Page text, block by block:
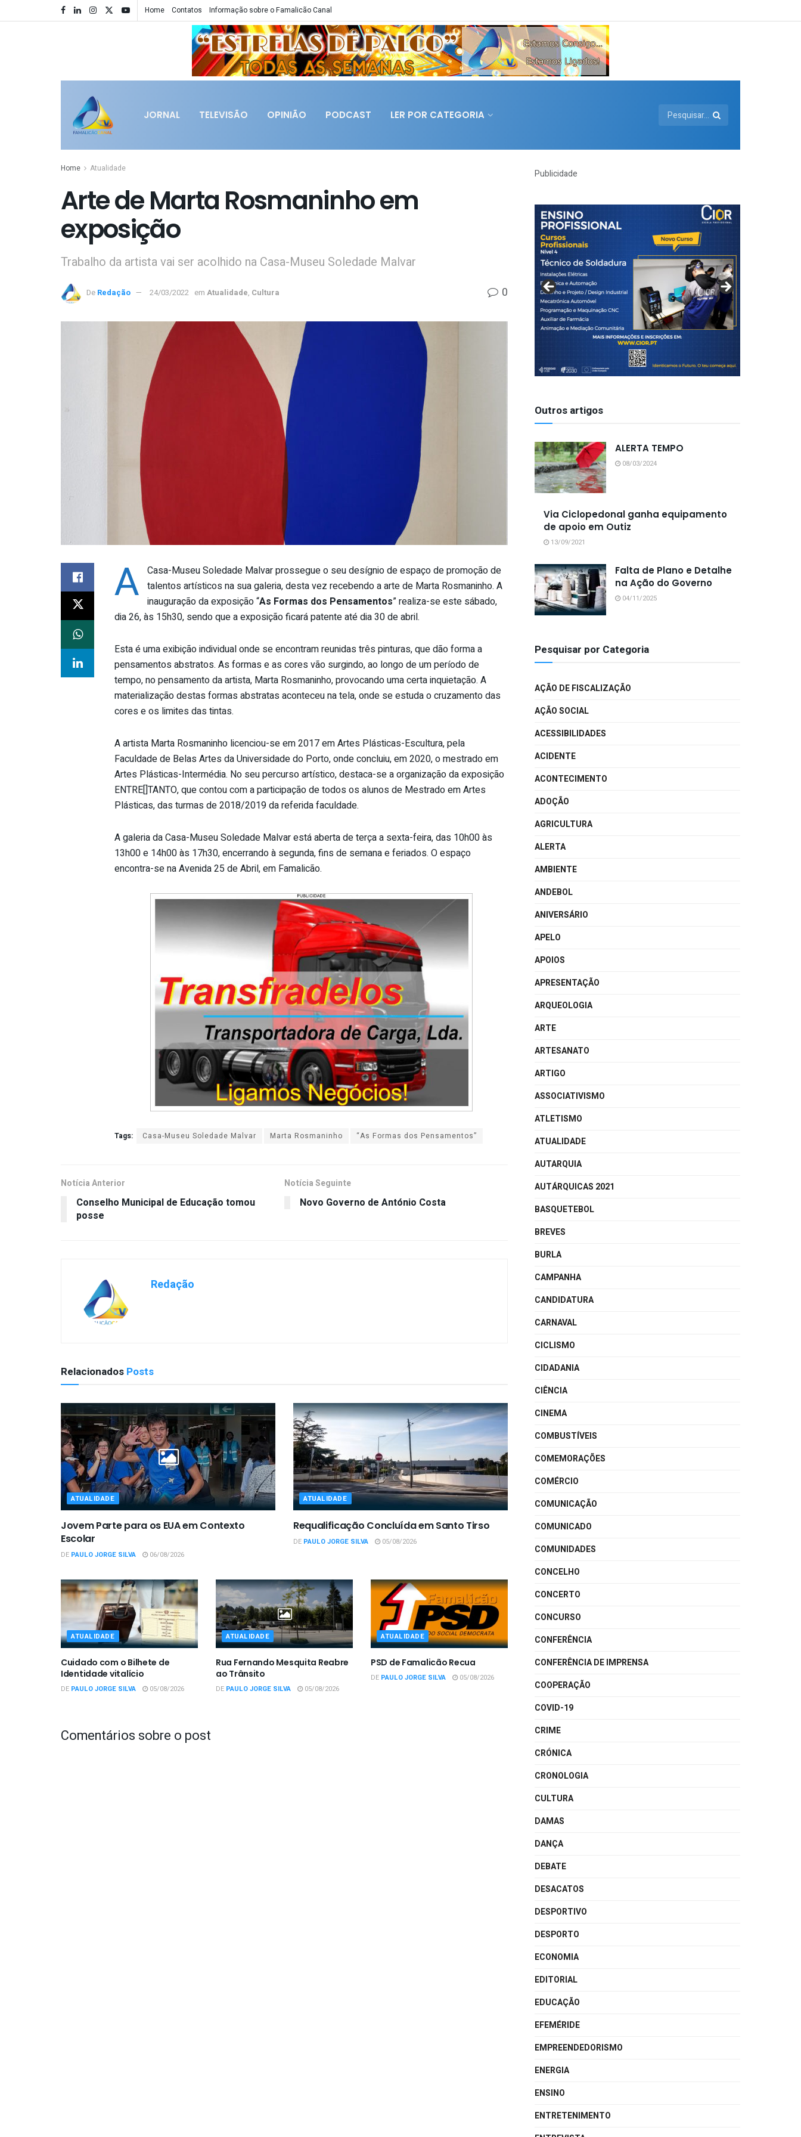
Home Contatos Informação sobre o Famalicão Canal
JORNAL TELEVISÃO OPINIÃO PODCAST LER POR CATEGORIA
Home Atualidade
Arte de Marta Rosmaninho em
exposição
Trabalho da artista vai ser acolhido na Casa-Museu Soledade Malvar
De Redação 24/03/2022 em Atualidade, Cultura 0
A Casa-Museu Soledade Malvar prossegue o seu desígnio de espaço de promoção de
talentos artísticos na sua galeria, desta vez recebendo a arte de Marta Rosmaninho. A
inauguração da exposição “As Formas dos Pensamentos” realiza-se este sábado,
dia 26, às 15h30, sendo que a exposição ficará patente até dia 30 de abril.
Esta é uma exibição individual onde se encontram reunidas três pinturas, que dão forma a
pensamentos abstratos. As formas e as cores vão surgindo, ao longo de um período de
tempo, no pensamento da artista, Marta Rosmaninho, provocando uma certa inquietação. A
materialização destas formas abstratas aconteceu na tela, onde se estuda o cruzamento das
cores e os limites das tintas.
A artista Marta Rosmaninho licenciou-se em 2017 em Artes Plásticas-Escultura, pela
Faculdade de Belas Artes da Universidade do Porto, onde concluiu, em 2020, o mestrado em
Artes Plásticas-Intermédia. No seu percurso artístico, destaca-se a organização da exposição
ENTRE[]TANTO, que contou com a participação de todos os alunos de Mestrado em Artes
Plásticas, das turmas de 2018/2019 da referida faculdade.
A galeria da Casa-Museu Soledade Malvar está aberta de terça a sexta-feira, das 10h00 às
13h00 e 14h00 às 17h30, encerrando à segunda, fins de semana e feriados. O espaço
encontra-se na Avenida 25 de Abril, em Famalicão.
Tags: Casa-Museu Soledade Malvar Marta Rosmaninho “As Formas dos Pensamentos”
Notícia Anterior
Conselho Municipal de Educação tomou
posse
Notícia Seguinte
Novo Governo de António Costa
Redação
Relacionados Posts
ATUALIDADE
Jovem Parte para os EUA em Contexto
Escolar
DE PAULO JORGE SILVA 06/08/2026
ATUALIDADE
Requalificação Concluída em Santo Tirso
DE PAULO JORGE SILVA 05/08/2026
ATUALIDADE
Cuidado com o Bilhete de
Identidade vitalício
DE PAULO JORGE SILVA 05/08/2026
ATUALIDADE
Rua Fernando Mesquita Reabre
ao Trânsito
DE PAULO JORGE SILVA 05/08/2026
ATUALIDADE
PSD de Famalicão Recua
DE PAULO JORGE SILVA 05/08/2026
Comentários sobre o post
Publicidade
Outros artigos
ALERTA TEMPO
08/03/2024
Via Ciclopedonal ganha equipamento
de apoio em Outiz
13/09/2021
Falta de Plano e Detalhe
na Ação do Governo
04/11/2025
Pesquisar por Categoria
AÇÃO DE FISCALIZAÇÃO
AÇÃO SOCIAL
ACESSIBILIDADES
ACIDENTE
ACONTECIMENTO
ADOÇÃO
AGRICULTURA
ALERTA
AMBIENTE
ANDEBOL
ANIVERSÁRIO
APELO
APOIOS
APRESENTAÇÃO
ARQUEOLOGIA
ARTE
ARTESANATO
ARTIGO
ASSOCIATIVISMO
ATLETISMO
ATUALIDADE
AUTARQUIA
AUTÁRQUICAS 2021
BASQUETEBOL
BREVES
BURLA
CAMPANHA
CANDIDATURA
CARNAVAL
CICLISMO
CIDADANIA
CIÊNCIA
CINEMA
COMBUSTÍVEIS
COMEMORAÇÕES
COMÉRCIO
COMUNICAÇÃO
COMUNICADO
COMUNIDADES
CONCELHO
CONCERTO
CONCURSO
CONFERÊNCIA
CONFERÊNCIA DE IMPRENSA
COOPERAÇÃO
COVID-19
CRIME
CRÓNICA
CRONOLOGIA
CULTURA
DAMAS
DANÇA
DEBATE
DESACATOS
DESPORTIVO
DESPORTO
ECONOMIA
EDITORIAL
EDUCAÇÃO
EFEMÉRIDE
EMPREENDEDORISMO
ENERGIA
ENSINO
ENTRETENIMENTO